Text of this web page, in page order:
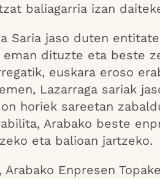
baliagarria izan
Saria jaso duten
eman dituzte eta beste
euskara eroso
Lazarraga sariak
horiek sareetan
Arabako beste
eta balioan jartzeko.
Arabako Enpresen